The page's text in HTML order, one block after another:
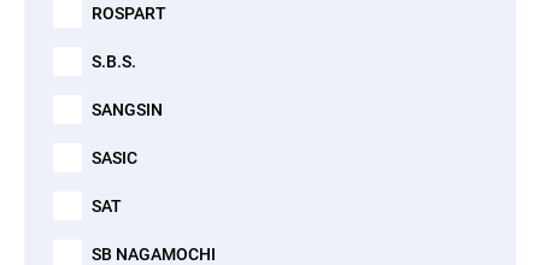
ROSPART
S.B.S.
SANGSIN
SASIC
SAT
SB NAGAMOCHI